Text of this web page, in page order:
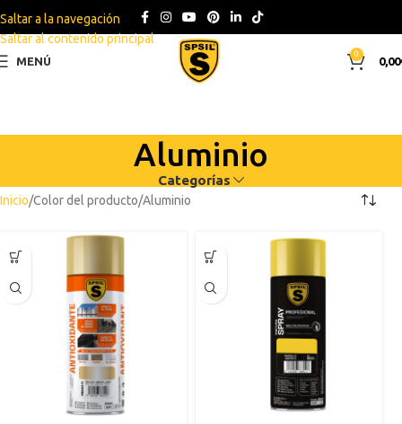
Saltar a la navegación
Saltar al contenido principal
MENÚ
0
0,00
Aluminio
Categorías
Inicio Color del producto Aluminio